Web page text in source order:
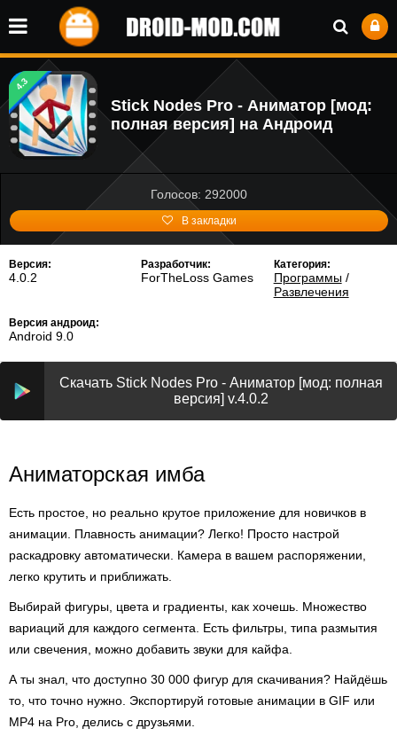
4.3
Stick Nodes Pro - Аниматор [мод:
полная версия] на Андроид
Голосов: 292000
В закладки
Версия:
4.0.2
Разработчик:
ForTheLoss Games
Категория:
Программы/
Развлечения
Версия андроид:
Android 9.0
Скачать Stick Nodes Pro - Аниматор [мод: полная
версия] v.4.0.2
Аниматорская имба
Есть простое, но реально крутое приложение для новичков в
анимации. Плавность анимации? Легко! Просто настрой
раскадровку автоматически. Камера в вашем распоряжении,
легко крутить и приближать.
Выбирай фигуры, цвета и градиенты, как хочешь. Множество
вариаций для каждого сегмента. Есть фильтры, типа размытия
или свечения, можно добавить звуки для кайфа.
А ты знал, что доступно 30 000 фигур для скачивания? Найдёшь
то, что точно нужно. Экспортируй готовые анимации в GIF или
MP4 на Pro, делись с друзьями.